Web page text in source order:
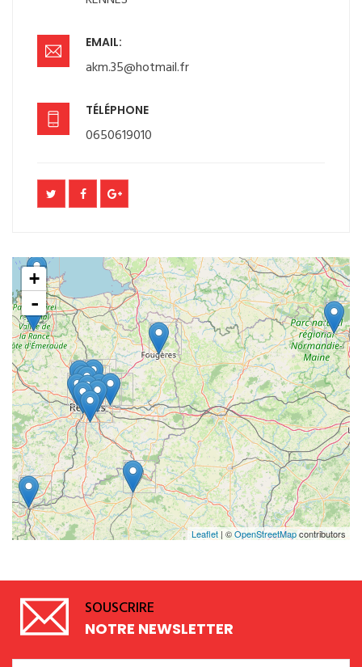
EMAIL:
akm.35@hotmail.fr
TÉLÉPHONE
0650619010
+
-
Leaflet | ©OpenStreetMapcontributors
SOUSCRIRE
NOTRE NEWSLETTER